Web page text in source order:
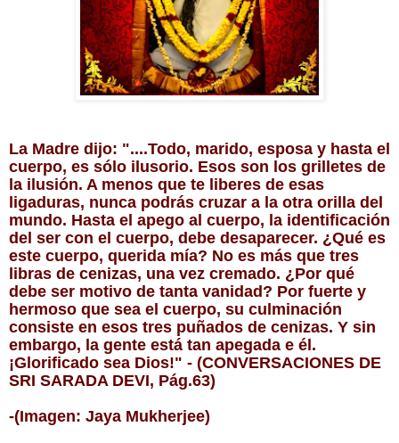
La Madre dijo: "....Todo, marido, esposa y hasta el
cuerpo, es sólo ilusorio. Esos son los grilletes de
la ilusión. A menos que te liberes de esas
ligaduras, nunca podrás cruzar a la otra orilla del
mundo. Hasta el apego al cuerpo, la identificación
del ser con el cuerpo, debe desaparecer. ¿Qué es
este cuerpo, querida mía? No es más que tres
libras de cenizas, una vez cremado. ¿Por qué
debe ser motivo de tanta vanidad? Por fuerte y
hermoso que sea el cuerpo, su culminación
consiste en esos tres puñados de cenizas. Y sin
embargo, la gente está tan apegada e él.
¡Glorificado sea Dios!" - (CONVERSACIONES DE
SRI SARADA DEVI, Pág.63)
-(Imagen: Jaya Mukherjee)